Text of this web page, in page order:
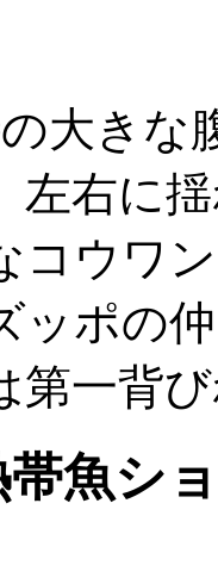
大きな
左右に
コウワ
ッポの
第一背
魚シ